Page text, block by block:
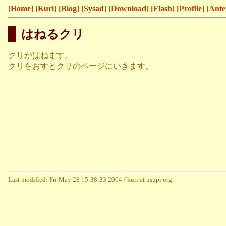
[Home] [Kuri] [Blog] [Sysad] [Download] [Flash] [Profile] [
はねるクリ
クリがはねます。
クリをおすとクリのページにいきます。
Last modified: Fri May 28 15:38:33 2004 / kuri at usupi.org